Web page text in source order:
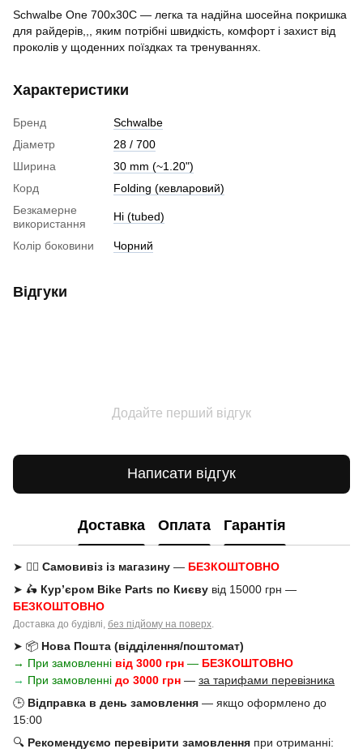
Schwalbe One 700x30C — легка та надійна шосейна покришка
для райдерів,,, яким потрібні швидкість, комфорт і захист від
проколів у щоденних поїздках та тренуваннях.
Характеристики
Бренд
Schwalbe
Діаметр
28 / 700
Ширина
30 mm (~1.20")
Корд
Folding (кевларовий)
Безкамерне
використання
Ні (tubed)
Колір боковини Чорний
Відгуки
Додайте перший відгук
Написати відгук
Доставка Оплата Гарантія
➤ 🚶‍♂️ Самовивіз із магазину — БЕЗКОШТОВНО
➤ 🛵 Кур’єром Bike Parts по Києву від 15000 грн —
БЕЗКОШТОВНО
Доставка до будівлі, без підйому на поверх
➤ 📦 Нова Пошта (відділення/поштомат)
→ При замовленні від 3000 грн — БЕЗКОШТОВНО
→ При замовленні до 3000 грн — за тарифами перевізника
🕒 Відправка в день замовлення — якщо оформлено до
15:00
🔍 Рекомендуємо перевірити замовлення при отриманні: